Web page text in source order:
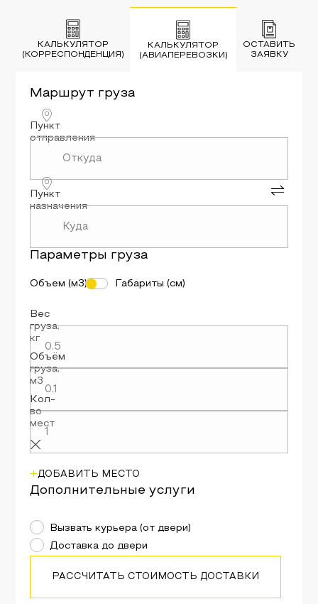
КАЛЬКУЛЯТОР
(КОРРЕСПОНДЕНЦИЯ)
КАЛЬКУЛЯТОР
(АВИАПЕРЕВОЗКИ)
ОСТАВИТЬ
ЗАЯВКУ
Маршрут груза
Пункт
отправления
Пункт
назначения
Параметры груза
Объем (м3) Габариты (см)
Вес
груза,
кг
Объём
груза,
м3
Кол-
во
мест
+ДОБАВИТЬ МЕСТО
Дополнительные услуги
Вызвать курьера (от двери)
Доставка до двери
РАССЧИТАТЬ СТОИМОСТЬ ДОСТАВКИ